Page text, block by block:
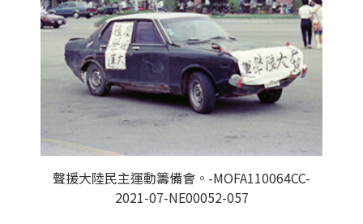
聲援大陸民主運動籌備會。-MOFA110064CC-
2021-07-NE00052-057